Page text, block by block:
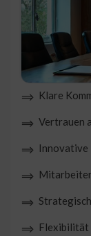
⟹ Klare
⟹ Vertrauen
⟹ Innovative
⟹
⟹
⟹ Flexibilität